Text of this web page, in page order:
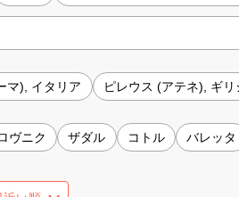
マ), イタリア ピレウス (アテネ), ギリ
ヴニク ザダル コトル バレッタ